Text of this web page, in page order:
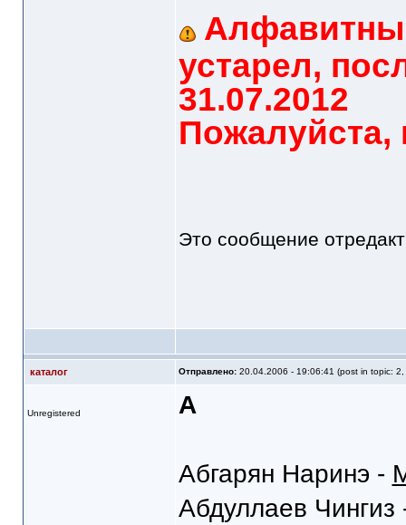
устарел,
31.07.2012
Пожалуйста,
Это сообщение
каталог Отправлено: 20.04.2006 - 19:06:41 (post in topic: 2,
Unregistered А
Абгарян Наринэ -
Абдуллаев